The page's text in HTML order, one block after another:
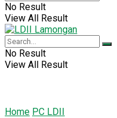
No Result
View All Result
No Result
View All Result
Home PC LDII